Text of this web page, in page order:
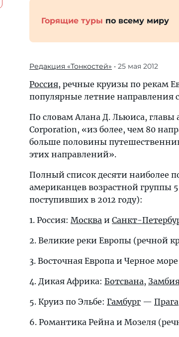
Горящие туры по всему миру
Редакция «Тонкостей» • 25 мая 2012
Россия, речные круизы по рекам
популярные летние направления
По словам Алана Д. Льюиса,
Corporation, «из более, чем 80
больше половины
этих направлений».
Полный список десяти наиболее
американцев возрастной группы
поступивших в 2012 году):
1. Россия: Москва и Санкт-
2. Великие реки Европы (речной
3. Восточная Европа и Черное
4. Дикая Африка: Ботсвана,
5. Круиз по Эльбе: Гамбург — Прага
6. Романтика Рейна и Мозеля